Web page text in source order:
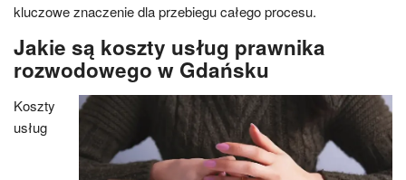
kluczowe znaczenie dla przebiegu całego procesu.
Jakie są koszty usług prawnika
rozwodowego w Gdańsku
Koszty
usług